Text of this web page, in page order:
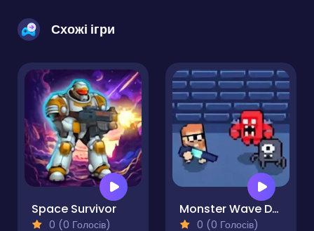
Схожі ігри
Space Survivor
0 (0 Голосів)
Monster Wave Defense
0 (0 Голосів)